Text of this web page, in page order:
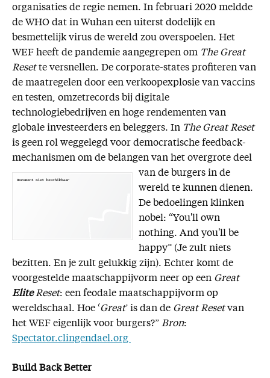
organisaties de regie nemen. In februari 2020 meldde
de WHO dat in Wuhan een uiterst dodelijk en
besmettelijk virus de wereld zou overspoelen. Het
WEF heeft de pandemie aangegrepen om The Great
Resette versnellen. De corporate-states profiteren van
de maatregelen door een verkoopexplosie van vaccins
en testen, omzetrecords bij digitale
technologiebedrijven en hoge rendementen van
globale investeerders en beleggers. In The Great Reset
is geen rol weggelegd voor democratische feedback-
mechanismen om de belangen van het overgrote deel
van de burgers in de
wereld te kunnen dienen.
De bedoelingen klinken
nobel: “You'll own
nothing. And you'll be
happy” (Je zult niets
bezitten. En je zult gelukkig zijn). Echter komt de
voorgestelde maatschappijvorm neer op een Great
EliteReset: een feodale maatschappijvorm op
wereldschaal. Hoe ‘Great’ is dan de Great Resetvan
het WEF eigenlijk voor burgers?” Bron:
Spectator.clingendael.org
Build Back Better